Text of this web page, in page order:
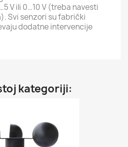
V ili 0…10 V (treba navesti
Svi senzori su fabrički
dodatne intervencije
kategoriji: